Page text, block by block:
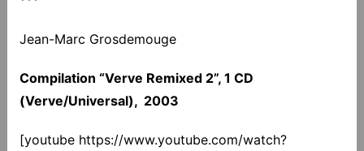
Jean-Marc Grosdemouge
Compilation “Verve Remixed 2”, 1 CD
(Verve/Universal), 2003
[youtube https://www.youtube.com/watch?